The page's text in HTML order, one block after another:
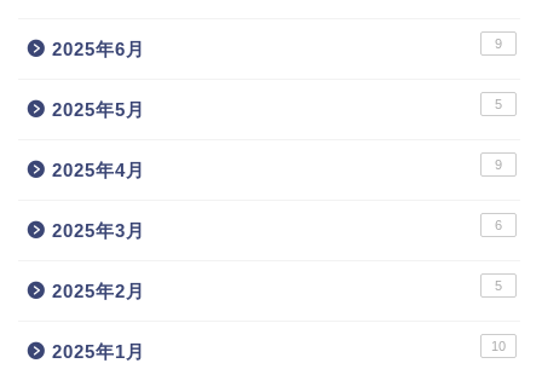
2025年6月 9
2025年5月 5
2025年4月 9
2025年3月 6
2025年2月 5
2025年1月 10